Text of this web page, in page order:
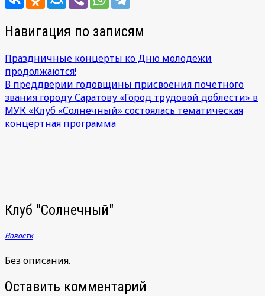
Навигация по записям
Праздничные концерты ко Дню молодежи
продолжаются!
В преддверии годовщины присвоения почетного
звания городу Саратову «Город трудовой доблести» в
МУК «Клуб «Солнечный» состоялась тематическая
концертная программа
Клуб "Солнечный"
Новости
Без описания.
Оставить комментарий